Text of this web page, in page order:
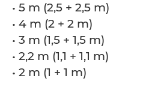
• 5 m (2,5 + 2,5 m)
• 4 m (2 + 2 m)
• 3 m (1,5 + 1,5 m)
• 2,2 m (1,1 + 1,1 m)
• 2 m (1 + 1 m)